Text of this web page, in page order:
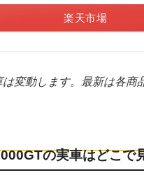
楽天市場
変動します。最新は各商
質問
の実車はどこで